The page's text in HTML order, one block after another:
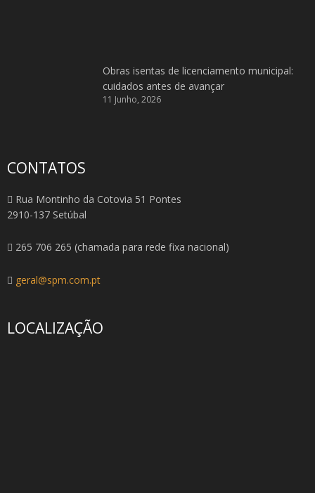
Obras isentas de licenciamento municipal:
cuidados antes de avançar
11 Junho, 2026
CONTATOS
Rua Montinho da Cotovia 51 Pontes
2910-137 Setúbal
265 706 265 (chamada para rede fixa nacional)
geral@spm.com.pt
LOCALIZAÇÃO